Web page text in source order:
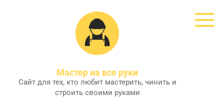
Мастер на все руки
Сайт для тех, кто любит мастерить, чинить и
строить своими руками